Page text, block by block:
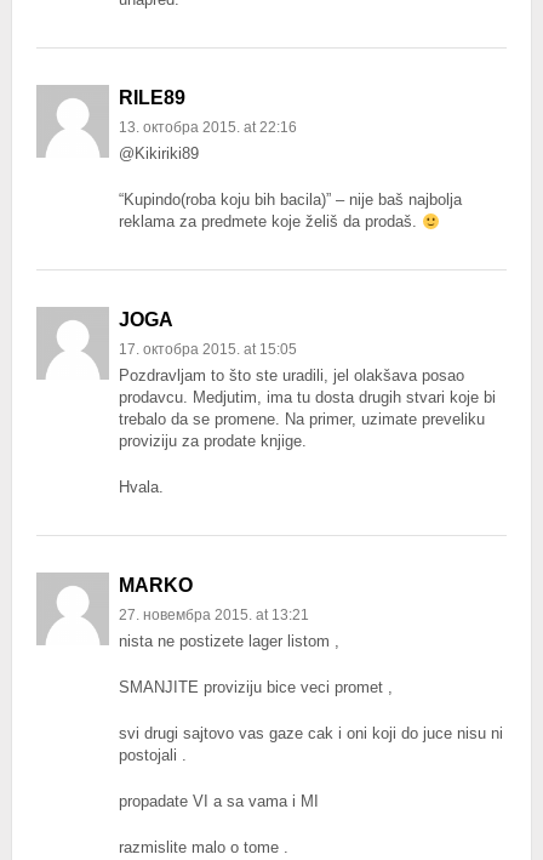
RILE89
13. октобра 2015. at 22:16
@Kikiriki89
“Kupindo(roba koju bih bacila)” – nije baš najbolja
reklama za predmete koje želiš da prodaš.
JOGA
17. октобра 2015. at 15:05
Pozdravljam to što ste uradili, jel olakšava posao
prodavcu. Medjutim, ima tu dosta drugih stvari koje bi
trebalo da se promene. Na primer, uzimate preveliku
proviziju za prodate knjige.
Hvala.
MARKO
27. новембра 2015. at 13:21
nista ne postizete lager listom ,
SMANJITE proviziju bice veci promet ,
svi drugi sajtovo vas gaze cak i oni koji do juce nisu ni
postojali .
propadate VI a sa vama i MI
razmislite malo o tome .